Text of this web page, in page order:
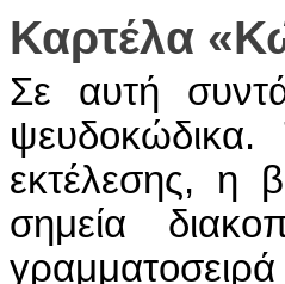
Καρτέλα
Σε αυτή
εκτέλεσης, η
σημεία